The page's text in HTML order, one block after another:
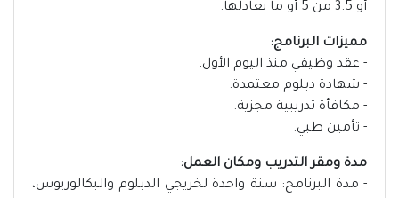
أو 3.5 من 5 أو ما يعادلها.
مميزات البرنامج:
- عقد وظيفي منذ اليوم الأول.
- شهادة دبلوم معتمدة.
- مكافأة تدريبية مجزية.
- تأمين طبي.
مدة ومقر التدريب ومكان العمل:
- مدة البرنامج: سنة واحدة لخريجي الدبلوم والبكالوريوس،